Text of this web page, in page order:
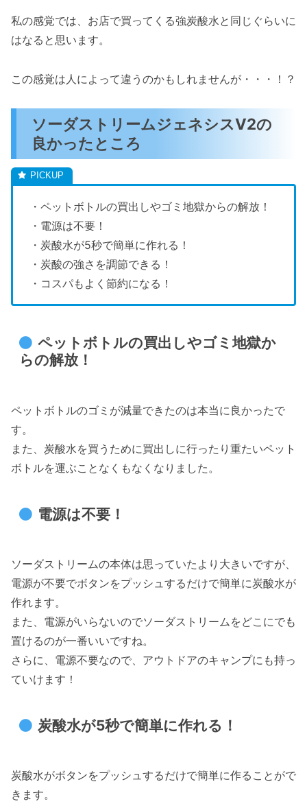
私の感覚では、お店で買ってくる強炭酸水と同じぐらいに
はなると思います。
この感覚は人によって違うのかもしれませんが・・・！？
ソーダストリームジェネシスV2の
良かったところ
・ペットボトルの買出しやゴミ地獄からの解放！
・電源は不要！
・炭酸水が5秒で簡単に作れる！
・炭酸の強さを調節できる！
・コスパもよく節約になる！
ペットボトルの買出しやゴミ地獄か
らの解放！
ペットボトルのゴミが減量できたのは本当に良かったで
す。
また、炭酸水を買うために買出しに行ったり重たいペット
ボトルを運ぶことなくもなくなりました。
電源は不要！
ソーダストリームの本体は思っていたより大きいですが、
電源が不要でボタンをプッシュするだけで簡単に炭酸水が
作れます。
また、電源がいらないのでソーダストリームをどこにでも
置けるのが一番いいですね。
さらに、電源不要なので、アウトドアのキャンプにも持っ
ていけます！
炭酸水が5秒で簡単に作れる！
炭酸水がボタンをプッシュするだけで簡単に作ることがで
きます。